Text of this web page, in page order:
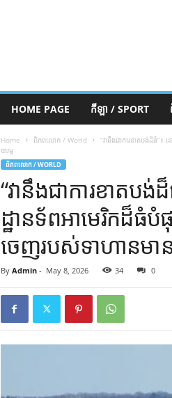
HOME PAGE កីឡា / SPORT
Home ពិភពលោក / World
“វានឹងជាការខាតបង់ដ៏ធំ”៖
បារម្ភ
ពិភពលោក / WORLD
“វានឹងជាការខាតប
ដ្ឋានទ័ពអាមេរិកដ៏ធំ
ចេញរបស់ទាហានមាន
By Admin- May 8, 2026 34 0